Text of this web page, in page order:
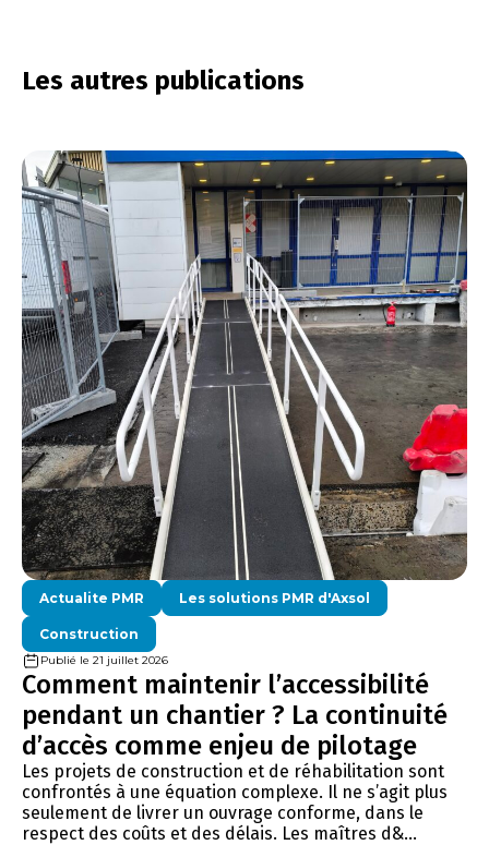
Les autres publications
Actualite PMR Les solutions PMR d'Axsol
Construction
Publié le 21 juillet 2026
Comment maintenir l’accessibilité
pendant un chantier ? La continuité
d’accès comme enjeu de pilotage
Les projets de construction et de réhabilitation sont
confrontés à une équation complexe. Il ne s’agit plus
seulement de livrer un ouvrage conforme, dans le
respect des coûts et des délais. Les maîtres d&...